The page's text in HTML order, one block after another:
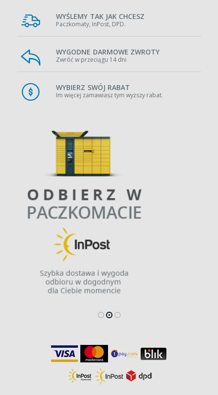
WYŚLEMY TAK JAK CHCESZ
Paczkomaty, InPost, DPD.
WYGODNE DARMOWE ZWROTY
Zwróć w przeciągu 14 dni
WYBIERZ SWÓJ RABAT
Im więcej zamawiasz tym wyższy rabat.